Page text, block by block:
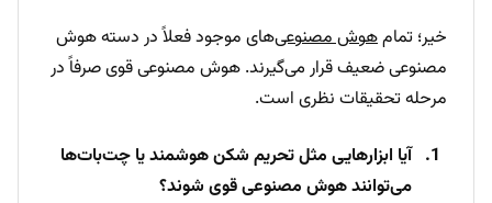
خیر؛ تمامهوش مصنوعی‌های موجود فعلاً در دسته هوش
مصنوعی ضعیف قرار می‌گیرند. هوش مصنوعی قوی صرفاً در
مرحله تحقیقات نظری است.
آیا ابزارهایی مثل تحریم شکن هوشمند یا چت‌بات‌ها
می‌توانند هوش مصنوعی قوی شوند؟